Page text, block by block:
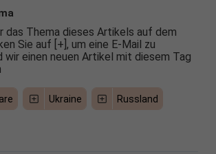
das Thema dieses Artikels auf dem
Sie auf [+], um eine E-Mail zu
wir einen neuen Artikel mit diesem Tag
Ukraine Russland